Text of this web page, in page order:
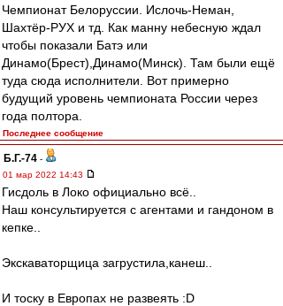
Чемпионат Белоруссии. Ислочь-Неман,
Шахтёр-РУХ и тд. Как манну небесную ждал
чтобы показали Батэ или
Динамо(Брест),Динамо(Минск). Там были ещё
туда сюда исполнители. Вот примерно
будущий уровень чемпионата России через
года полтора.
Последнее сообщение
Б.Г.-74 -
01 мар 2022 14:43
Гисдоль в Локо официально всё..
Наш консультируется с агентами и гандоном в
кепке..
Экскаваторщица загрустила,канеш..
И тоску в Европах не развеять :D